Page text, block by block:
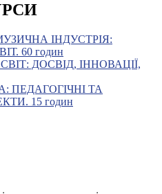
ІНДУСТРІЯ:
60 годин
ДОСВІД, ІННОВАЦІЇ,
ПЕДАГОГІЧНІ ТА
15 годин